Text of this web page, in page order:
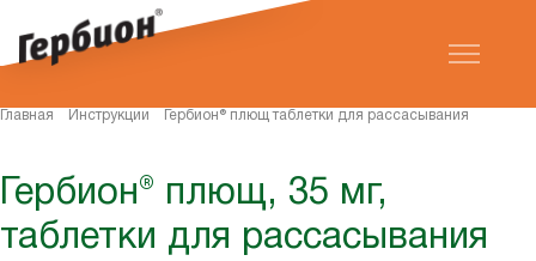
Главная Инструкции Гербион® плющ таблетки для рассасывания
Гербион® плющ, 35 мг,
таблетки для рассасывания